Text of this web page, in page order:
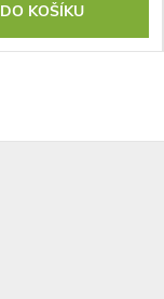
DO KOŠÍKU